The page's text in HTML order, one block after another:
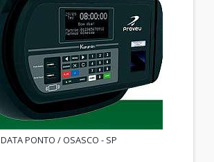
DATA PONTO / OSASCO - SP